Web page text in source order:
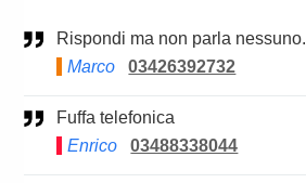
Rispondi ma non parla nessuno.
Marco
03426392732
Fuffa telefonica
Enrico
03488338044